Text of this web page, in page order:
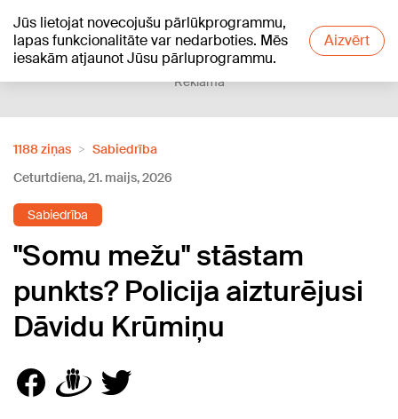
Jūs lietojat novecojušu pārlūkprogrammu,
lapas funkcionalitāte var nedarboties. Mēs
iesakām atjaunot Jūsu pārluprogrammu.
Aizvērt
+22°C
Reklāma
1188 ziņas
Sabiedrība
Ceturtdiena, 21. maijs, 2026
Sabiedrība
"Somu mežu" stāstam
punkts? Policija aizturējusi
Dāvidu Krūmiņu